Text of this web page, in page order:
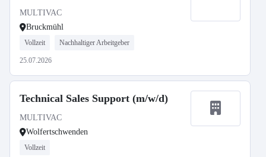
MULTIVAC
Bruckmühl
Vollzeit Nachhaltiger Arbeitgeber
25.07.2026
Technical Sales Support (m/w/d)
MULTIVAC
Wolfertschwenden
Vollzeit